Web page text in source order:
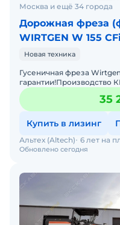
Москва и ещё 34 города
Дорожная фреза
WIRTGEN W 155 CFi
Новая техника
Гусеничная фреза Wirtgen
гарантии!Производство
ГерманииСрок поставки
35
Купить в лизинг
Обновлено сегодня
Альтех (Altech) 6 лет на